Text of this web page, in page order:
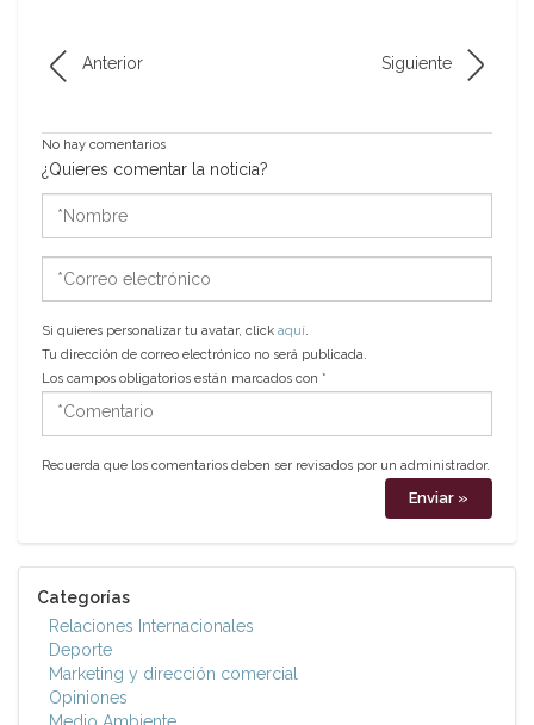
Anterior Siguiente
No hay comentarios
¿Quieres comentar la noticia?
electrónico
Si quieres personalizar tu avatar, click aquí.
Tu dirección de correo electrónico no será publicada.
Los campos obligatorios están marcados con *
*Comentario
Recuerda que los comentarios deben ser revisados por un administrador.
Categorías
Relaciones Internacionales
Deporte
Marketing y dirección comercial
Opiniones
Medio Ambiente